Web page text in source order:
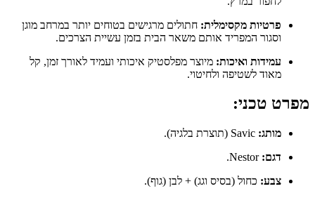
פרטיות מקסימלית: חתולים מרגישים בטוחים יותר במרחב מוגן
וסגור המפריד אותם משאר הבית בזמן עשיית הצרכים.
עמידות ואיכות: מיוצר מפלסטיק איכותי ועמיד לאורך זמן, קל
מאוד לשטיפה ולחיטוי.
מפרט טכני:
מותג:
דגם: Nestor.
צבע: כחול (בסיס וגג) + לבן (גוף).